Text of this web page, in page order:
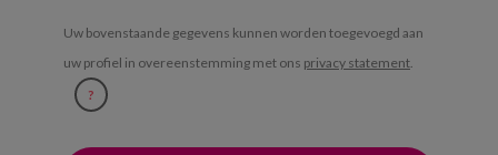
Uw bovenstaande gegevens kunnen worden toegevoegd aan
uw profiel in overeenstemming met ons privacy statement.
?